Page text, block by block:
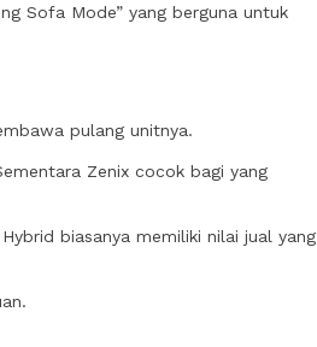
Sofa Mode” yang berguna untuk
pulang unitnya.
Zenix cocok bagi yang
biasanya memiliki nilai jual yang